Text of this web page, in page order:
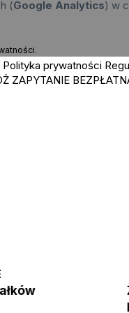
(Google Analytics) w
.
Polityka prywatności
ZAPYTANIE